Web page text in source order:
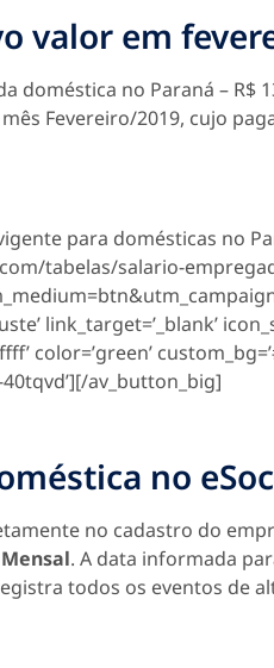
valor em
doméstica no Paraná – R$
Fevereiro/2019, cujo
para domésticas no
tabelas/salario-
link_target=’_blank’
color=’green’
40tqvd’][/av_button_big]
no
no cadastro do
. A data informada
todos os eventos de